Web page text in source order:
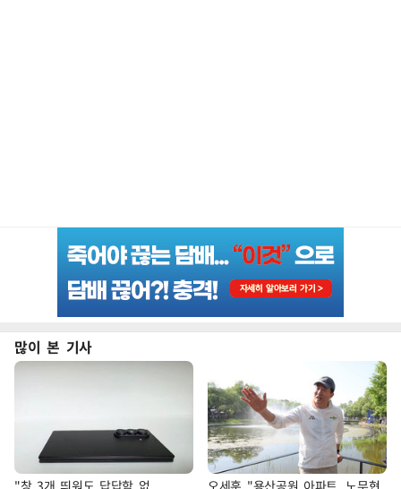
많이 본 기사
"창 3개 띄워도 답답함 없 오세훈 "용산공원 아파트, 노무현